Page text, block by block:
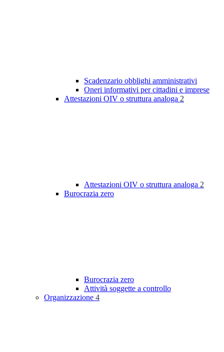
Scadenzario obblighi amministrativi
Oneri informativi per cittadini e imprese
Attestazioni OIV o struttura analoga 2
Attestazioni OIV o struttura analoga 2
Burocrazia zero
Burocrazia zero
Attività soggette a controllo
Organizzazione 4